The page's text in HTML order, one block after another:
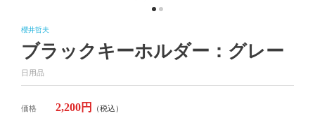
櫻井哲夫
ブラックキーホルダー：グレー
日用品
価格 2,200円 （税込）